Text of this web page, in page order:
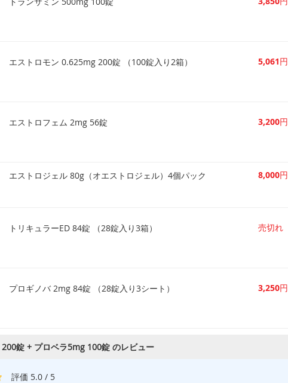
エストロモン 0.625mg 200錠 （100錠入り2箱） 5,061円
エストロフェム 2mg 56錠 3,200円
エストロジェル 80g（オエストロジェル）4個パック 8,000円
トリキュラーED 84錠 （28錠入り3箱） 売切れ
プロギノバ 2mg 84錠 （28錠入り3シート） 3,250円
錠 + プロベラ5mg 100錠 のレビュー
評価 5.0 / 5